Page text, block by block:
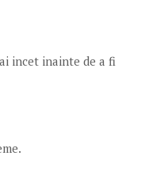
incet inainte de a fi